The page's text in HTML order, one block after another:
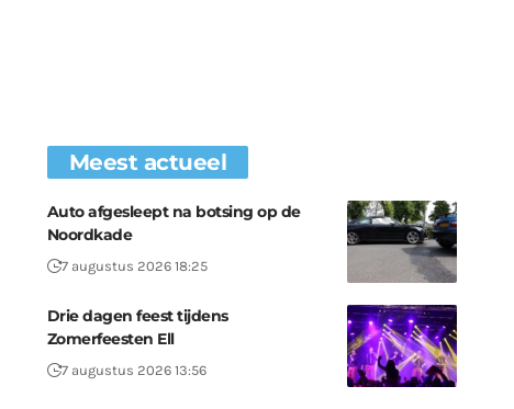
Meest actueel
Auto afgesleept na botsing op de
Noordkade
7 augustus 2026 18:25
Drie dagen feest tijdens
Zomerfeesten Ell
7 augustus 2026 13:56